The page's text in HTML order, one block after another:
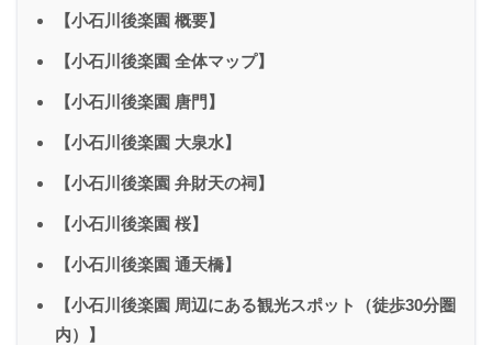
【小石川後楽園 概要】
【小石川後楽園 全体マップ】
【小石川後楽園 唐門】
【小石川後楽園 大泉水】
【小石川後楽園 弁財天の祠】
【小石川後楽園 桜】
【小石川後楽園 通天橋】
【小石川後楽園 周辺にある観光スポット（徒歩30分圏
内）】